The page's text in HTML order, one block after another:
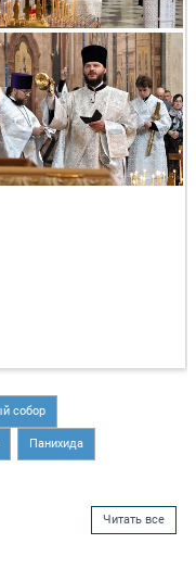
собор
Панихида
Читать все